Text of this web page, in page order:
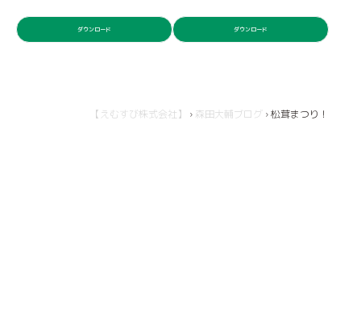
ダウンロード ダウンロード
【えむすび株式会社】 › 森田大輔ブログ ›松茸まつり！